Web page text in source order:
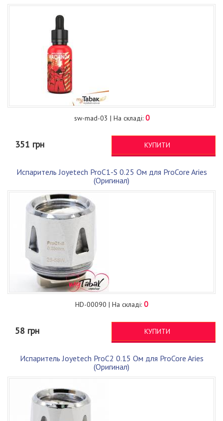
sw-mad-03 | На складі: 0
351 грн КУПИТИ
Испаритель Joyetech ProC1-S 0.25 Ом для ProCore Aries
(Оригинал)
HD-00090 | На складі: 0
58 грн КУПИТИ
Испаритель Joyetech ProC2 0.15 Ом для ProCore Aries
(Оригинал)